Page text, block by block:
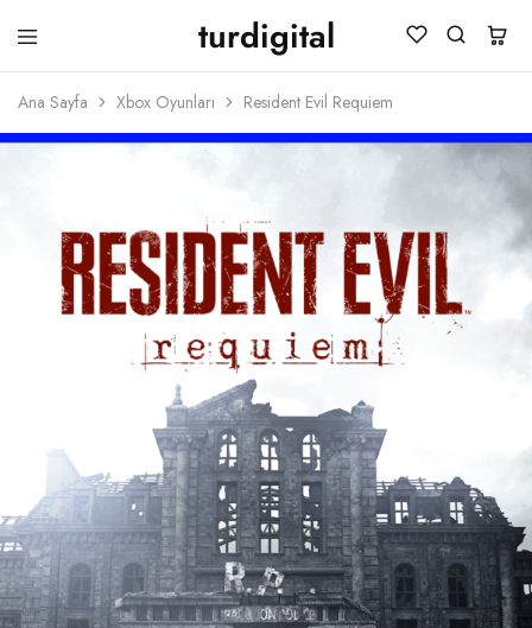
turdigital
TURDIGITAL
Dijital
Kartları
Oyun
Ana Sayfa Xbox Oyunları Resident Evil Requiem